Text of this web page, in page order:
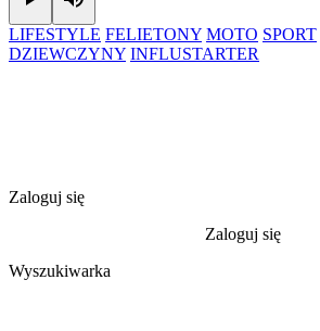
LIFESTYLE FELIETONY MOTO SPORT
DZIEWCZYNY INFLUSTARTER
Zaloguj się
Zaloguj się
Wyszukiwarka